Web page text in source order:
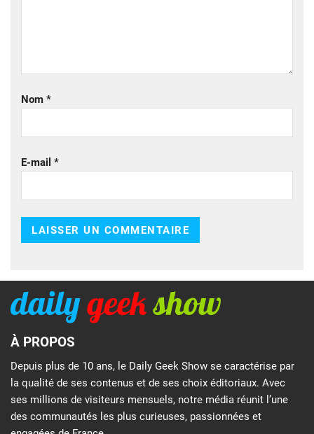
Nom *
E-mail *
À PROPOS
Depuis plus de 10 ans, le Daily Geek Show se caractérise par
la qualité de ses contenus et de ses choix éditoriaux. Avec
ses millions de visiteurs mensuels, notre média réunit l’une
des communautés les plus curieuses, passionnées et